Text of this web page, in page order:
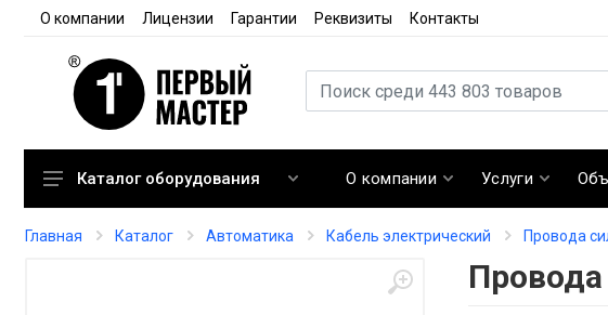
О компании Лицензии Гарантии Реквизиты Контакты
Кондиционирование
Каталог оборудования О компании Услуги
Главная Каталог Автоматика Кабель электрический Провода